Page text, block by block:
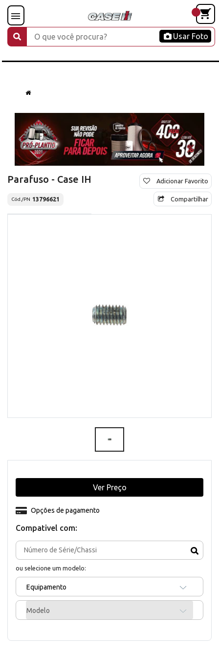
Usar Foto
Parafuso - Case IH
Cód./PN 13796621
Adicionar Favorito
Compartilhar
Compativel com:
ou selecione um modelo:
Equipamento
Modelo
Opções de pagamento
Ver Preço